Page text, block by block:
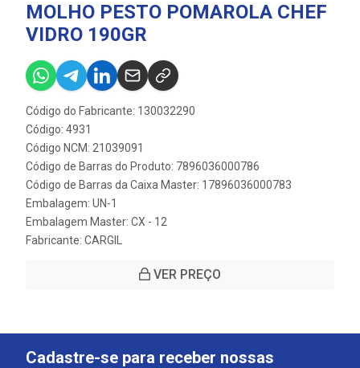
MOLHO PESTO POMAROLA CHEF
VIDRO 190GR
Código do Fabricante: 130032290
Código: 4931
Código NCM: 21039091
Código de Barras do Produto: 7896036000786
Código de Barras da Caixa Master: 17896036000783
Embalagem: UN-1
Embalagem Master: CX - 12
Fabricante: CARGIL
VER PREÇO
Cadastre-se para receber nossas